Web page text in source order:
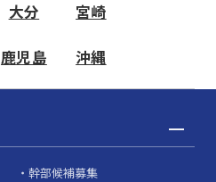
大分 宮崎
鹿児島 沖縄
幹部候補募集